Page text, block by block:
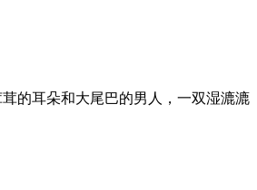
的耳朵和大尾巴的男人，一双湿漉漉